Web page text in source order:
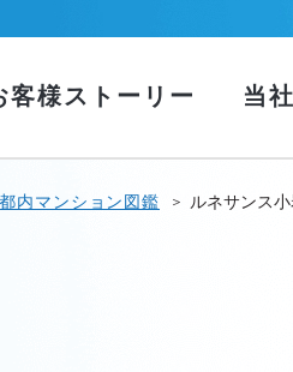
客様ストーリー 当
都内マンション図鑑 ルネサンス